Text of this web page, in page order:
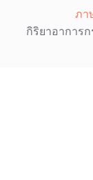
ภา
กิริยาอาการ